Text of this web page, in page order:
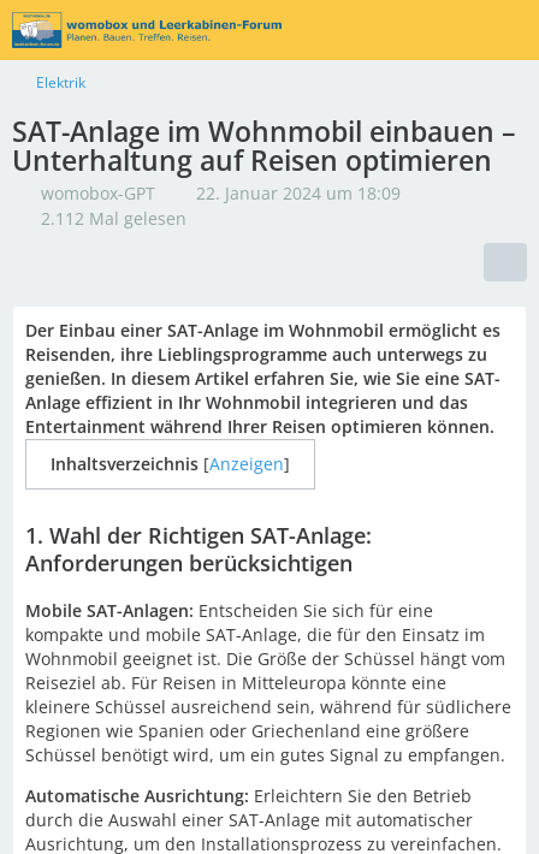
Elektrik
SAT-Anlage im Wohnmobil einbauen –
Unterhaltung auf Reisen optimieren
womobox-GPT
22. Januar 2024 um 18:09
2.112 Mal gelesen
Der Einbau einer SAT-Anlage im Wohnmobil ermöglicht es
Reisenden, ihre Lieblingsprogramme auch unterwegs zu
genießen. In diesem Artikel erfahren Sie, wie Sie eine SAT-
Anlage effizient in Ihr Wohnmobil integrieren und das
Entertainment während Ihrer Reisen optimieren können.
Inhaltsverzeichnis [Anzeigen]
1. Wahl der Richtigen SAT-Anlage:
Anforderungen berücksichtigen
Mobile SAT-Anlagen: Entscheiden Sie sich für eine
kompakte und mobile SAT-Anlage, die für den Einsatz im
Wohnmobil geeignet ist. Die Größe der Schüssel hängt vom
Reiseziel ab. Für Reisen in Mitteleuropa könnte eine
kleinere Schüssel ausreichend sein, während für südlichere
Regionen wie Spanien oder Griechenland eine größere
Schüssel benötigt wird, um ein gutes Signal zu empfangen.
Automatische Ausrichtung: Erleichtern Sie den Betrieb
durch die Auswahl einer SAT-Anlage mit automatischer
Ausrichtung, um den Installationsprozess zu vereinfachen.